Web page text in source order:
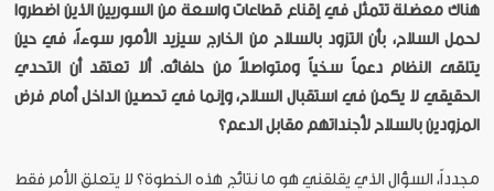
هناك معضلة تتمثل في إقناع قطاعات واسعة من السوريين الذين اضطروا
لحمل السلاح، بأن التزود بالسلاح من الخارج سيزيد الأمور سوءاً، في حين
يتلقى النظام دعماً سخياً ومتواصلاً من حلفائه. ألا تعتقد أن التحدي
الحقيقي لا يكمن في استقبال السلاح، وإنما في تحصين الداخل أمام فرض
المزودين بالسلاح لأجنداتهم مقابل الدعم؟
مجدداً، السؤال الذي يقلقني هو ما نتائج هذه الخطوة؟ لا يتعلق الأمر فقط